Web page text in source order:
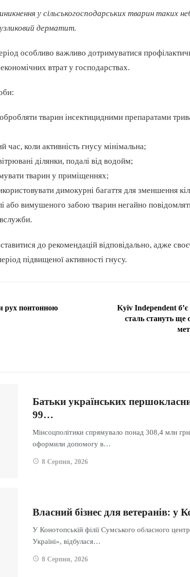
у сільськогосподарських тварин таких
дерматит.
особливо важливо дотримуватися
втрат у господарствах.
тварин інсектицидними препаратами
час, коли активність гнусу мінімальна;
ділянки, подалі від водойм;
тварин у приміщеннях;
димокурні багаття для зменшення
або вимушеного забою тварин негайно
до рекомендацій відповідально, адже
підвищеної активності гнусу.
рух понтонною
Kyiv Independent
сталь стануть ще
Батьки українських
99…
Мінсоцполітики спрямувало понад 308,4 млн
оформили допомогу в…
8 Серпня, 2026
Власний бізнес для ветеранів: у
У Конотопській філії Сумського обласного
Україні», відбулася…
8 Серпня, 2026